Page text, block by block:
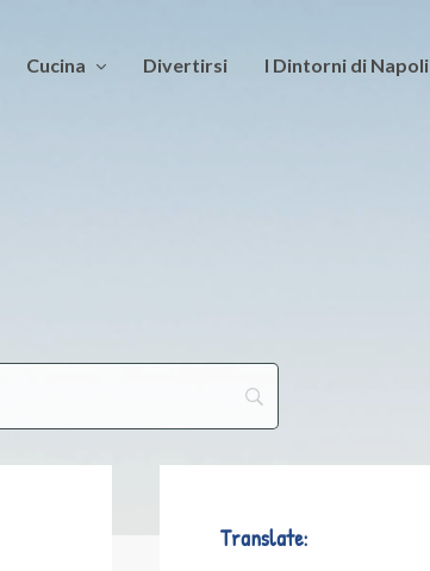
Cucina Divertirsi I Dintorni di Napoli
Translate: